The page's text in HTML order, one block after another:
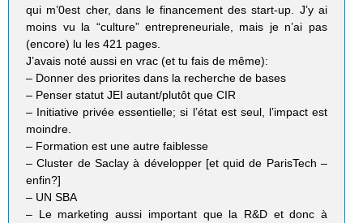
qui m’0est cher, dans le financement des start-up. J’y ai
moins vu la “culture” entrepreneuriale, mais je n’ai pas
(encore) lu les 421 pages.
J’avais noté aussi en vrac (et tu fais de même):
– Donner des priorites dans la recherche de bases
– Penser statut JEI autant/plutôt que CIR
– Initiative privée essentielle; si l’état est seul, l’impact est
moindre.
– Formation est une autre faiblesse
– Cluster de Saclay à développer [et quid de ParisTech –
enfin?]
– UN SBA
– Le marketing aussi important que la R&D et donc à